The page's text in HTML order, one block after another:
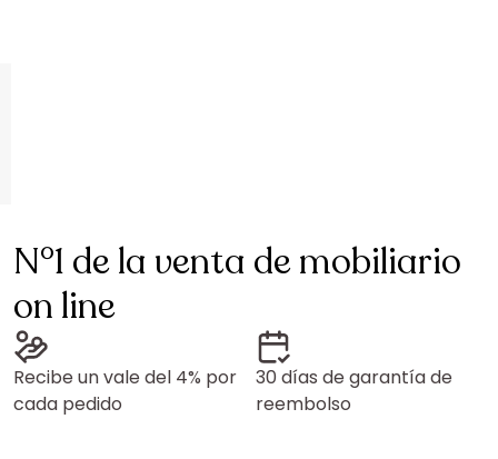
N°1 de la venta de mobiliario
on line
Recibe un vale del 4% por
cada pedido
30 días de garantía de
reembolso